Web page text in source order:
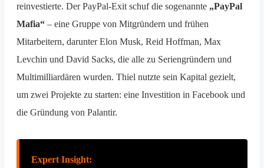
reinvestierte. Der PayPal-Exit schuf die sogenannte „PayPal
Mafia“ – eine Gruppe von Mitgründern und frühen
Mitarbeitern, darunter Elon Musk, Reid Hoffman, Max
Levchin und David Sacks, die alle zu Seriengründern und
Multimilliardären wurden. Thiel nutzte sein Kapital gezielt,
um zwei Projekte zu starten: eine Investition in Facebook und
die Gründung von Palantir.
Expert Insight: